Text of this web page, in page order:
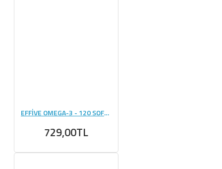
EFFİVE OMEGA-3 - 120 SOFTJEL
729,00TL